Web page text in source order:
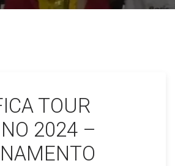
TOUR
2024 –